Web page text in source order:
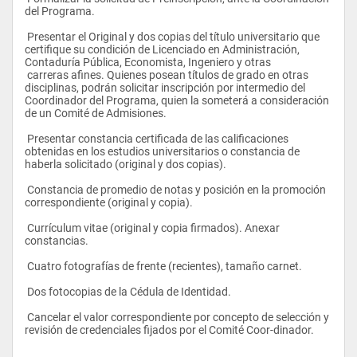
pecuario
• sistemas de producción agrícola
• gerencia estratégica agrícola
• trabajo especial de investigación.
líneas de investigación de la mención
gerencia general
1. organizaciones
2. productividad organizacional
líneas de investigación de la mención
finanzas
regional
2. financiamiento empresarial de la pequeã‘a y mediana
industria
3. el mercado bursátil venezolano
líneas de investigación de la mención
administración de la producción
1. reingeniería de los procesos de producción
la producción
3. análisis de mantenimiento y reposición de equipos y
del Programa.
certifique su condición de Licenciado en Administración,
Contaduría Pública, Economista, Ingeniero y otras
disciplinas, podrán solicitar inscripción por intermedio del
Coordinador del Programa, quien la someterá a consideración
de un Comité de Admisiones.
obtenidas en los estudios universitarios o constancia de
haberla solicitado (original y dos copias).
correspondiente (original y copia).
constancias.
Cuatro fotografías de frente (recientes), tamaño carnet.
Dos fotocopias de la Cédula de Identidad.
revisión de credenciales fijados por el Comité Coor-dinador.